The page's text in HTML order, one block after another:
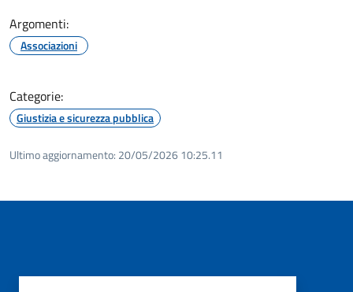
Argomenti:
Associazioni
Categorie:
Giustizia e sicurezza pubblica
Ultimo aggiornamento: 20/05/2026 10:25.11